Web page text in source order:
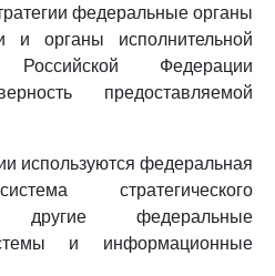
федеральные органы
и органы исполнительной
Федерации
предоставляемой
используются федеральная
стратегического
федеральные
и информационные